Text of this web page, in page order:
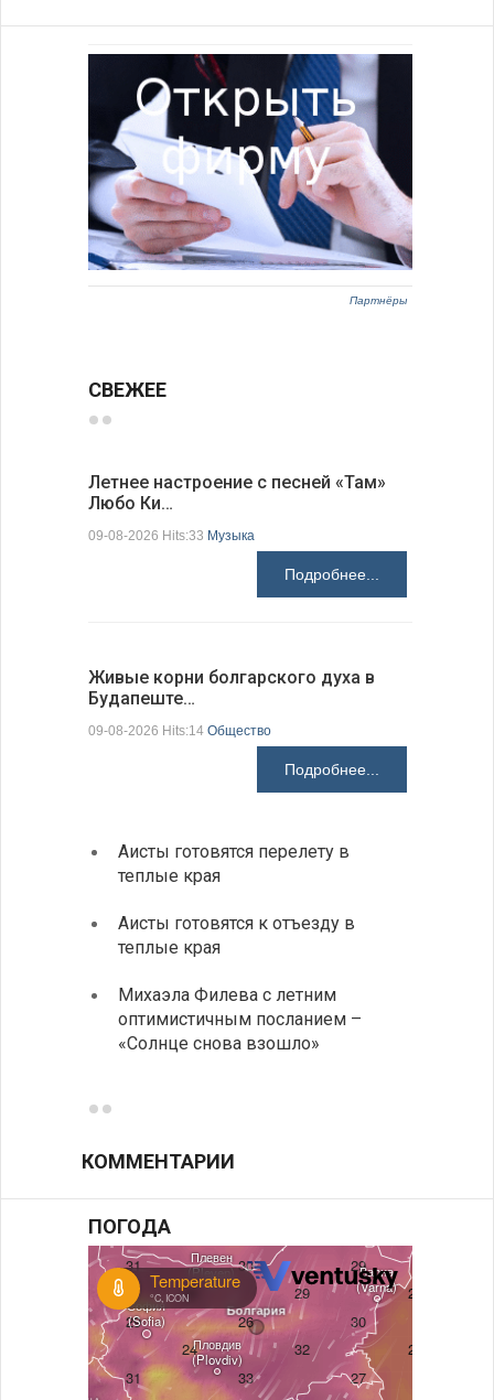
Партнёры
СВЕЖЕЕ
Летнее настроение с песней «Там»
Любо Ки…
09-08-2026 Hits:33 Музыка
Подробнее...
Живые корни болгарского духа в
Будапеште…
09-08-2026 Hits:14 Общество
Подробнее...
Аисты готовятся перелету в
теплые края
Аисты готовятся к отъезду в
теплые края
Михаэла Филева с летним
оптимистичным посланием –
«Солнце снова взошло»
КОММЕНТАРИИ
ПОГОДА